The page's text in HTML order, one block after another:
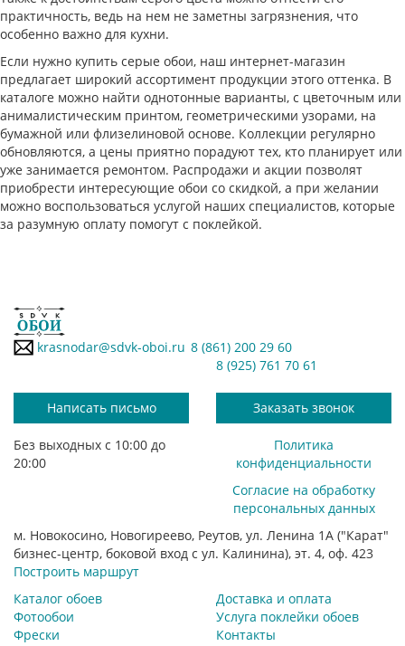
практичность, ведь на нем не заметны загрязнения, что
особенно важно для кухни.
Если нужно купить серые обои, наш интернет-магазин
предлагает широкий ассортимент продукции этого оттенка. В
каталоге можно найти однотонные варианты, с цветочным или
анималистическим принтом, геометрическими узорами, на
бумажной или флизелиновой основе. Коллекции регулярно
обновляются, а цены приятно порадуют тех, кто планирует или
уже занимается ремонтом. Распродажи и акции позволят
приобрести интересующие обои со скидкой, а при желании
можно воспользоваться услугой наших специалистов, которые
за разумную оплату помогут с поклейкой.
krasnodar@sdvk-oboi.ru 8 (861) 200 29 60
8 (925) 761 70 61
Написать письмо Заказать звонок
Без выходных с 10:00 до
20:00
Политика
конфиденциальности
Согласие на обработку
персональных данных
м. Новокосино, Новогиреево, Реутов, ул. Ленина 1А ("Карат"
бизнес-центр, боковой вход с ул. Калинина), эт. 4, оф. 423
Построить маршрут
Каталог обоев
Фотообои
Фрески
Доставка и оплата
Услуга поклейки обоев
Контакты